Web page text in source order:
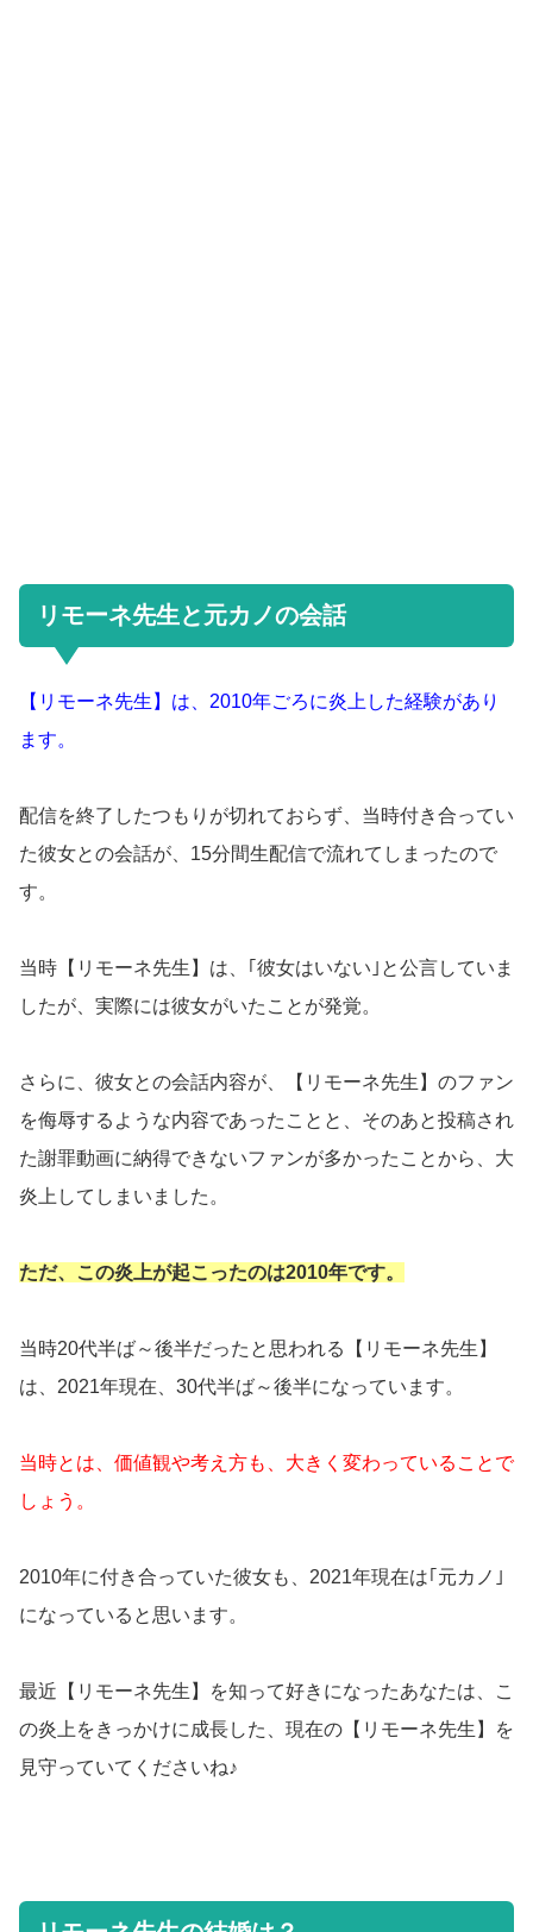
リモーネ先生と元カノの会話
【リモーネ先生】は、2010年ごろに炎上した経験があり
ます。
配信を終了したつもりが切れておらず、当時付き合ってい
た彼女との会話が、15分間生配信で流れてしまったので
す。
当時【リモーネ先生】は、｢彼女はいない｣と公言していま
したが、実際には彼女がいたことが発覚。
さらに、彼女との会話内容が、【リモーネ先生】のファン
を侮辱するような内容であったことと、そのあと投稿され
た謝罪動画に納得できないファンが多かったことから、大
炎上してしまいました。
ただ、この炎上が起こったのは2010年です。
当時20代半ば～後半だったと思われる【リモーネ先生】
は、2021年現在、30代半ば～後半になっています。
当時とは、価値観や考え方も、大きく変わっていることで
しょう。
2010年に付き合っていた彼女も、2021年現在は｢元カノ｣
になっていると思います。
最近【リモーネ先生】を知って好きになったあなたは、こ
の炎上をきっかけに成長した、現在の【リモーネ先生】を
見守っていてくださいね♪